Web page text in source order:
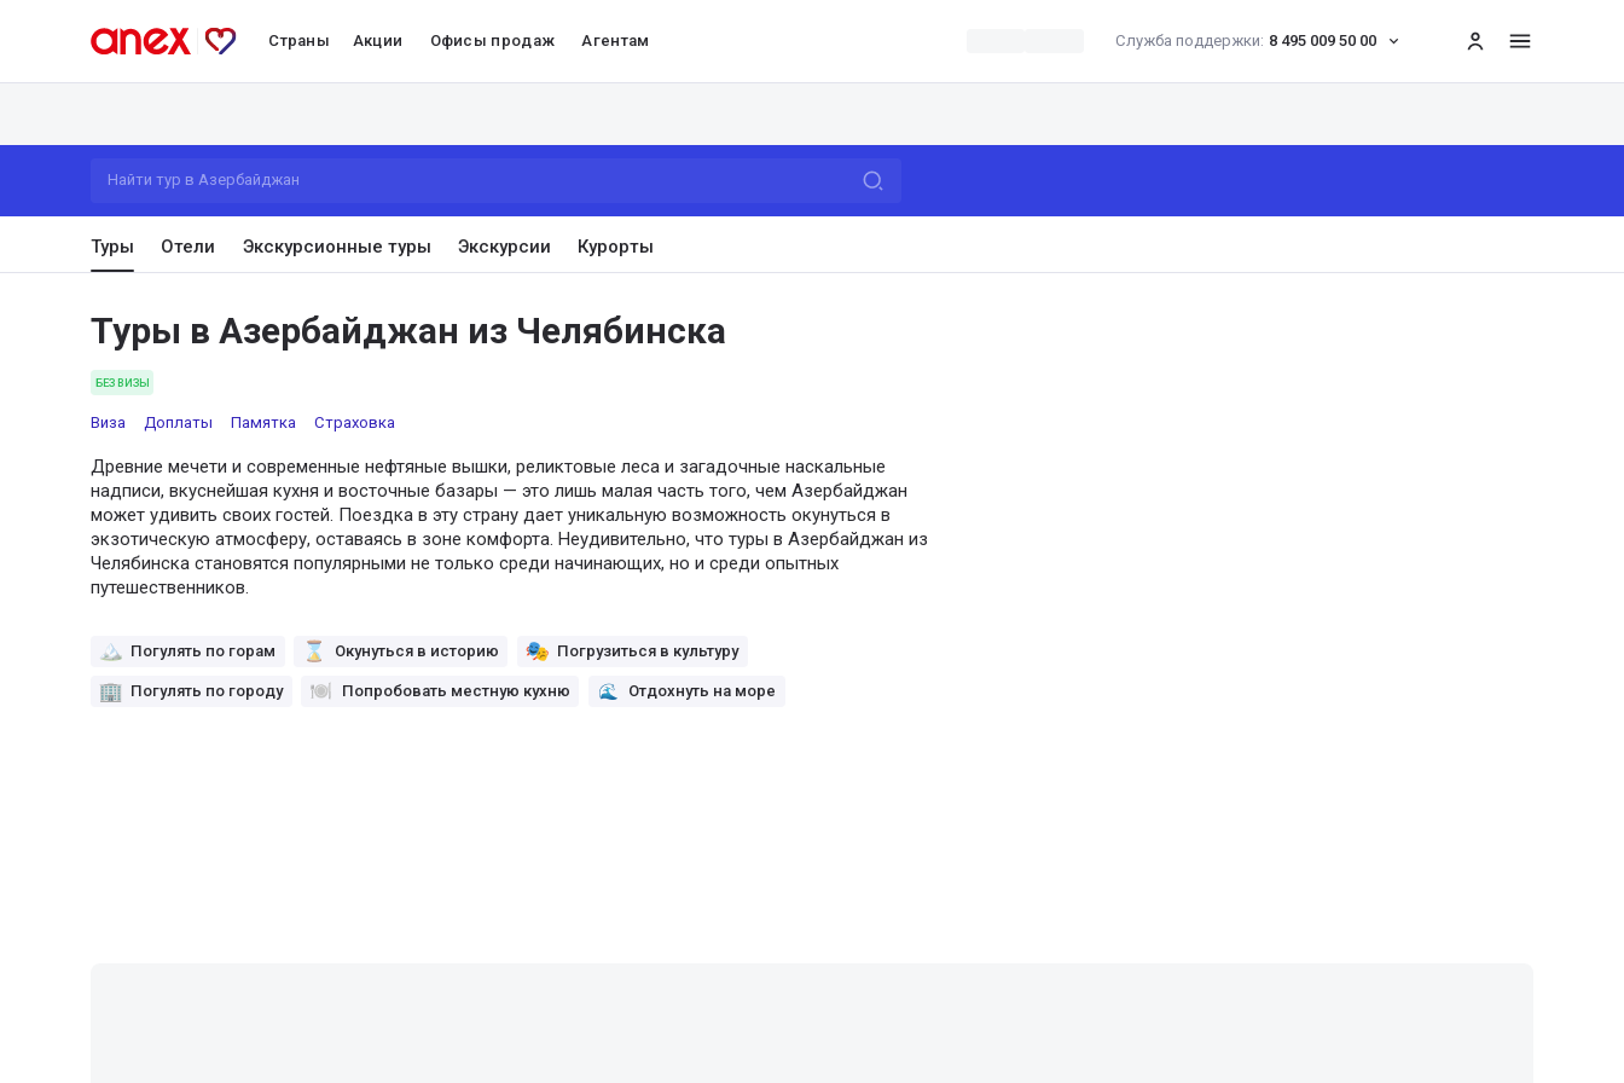
Страны Акции Офисы продаж Агентам Служба поддержки: 8 495 009 50 00 меню
Найти тур в Азербайджан
Туры Отели Экскурсионные туры Экскурсии Курорты
Туры в Азербайджан из Челябинска
БЕЗ ВИЗЫ
Виза Доплаты Памятка Страховка
Древние мечети и современные нефтяные вышки, реликтовые леса и загадочные наскальные
надписи, вкуснейшая кухня и восточные базары — это лишь малая часть того, чем Азербайджан
может удивить своих гостей. Поездка в эту страну дает уникальную возможность окунуться в
экзотическую атмосферу, оставаясь в зоне комфорта. Неудивительно, что туры в Азербайджан из
Челябинска становятся популярными не только среди начинающих, но и среди опытных
путешественников.
Погулять по горам Окунуться в историю Погрузиться в культуру
Погулять по городу Попробовать местную кухню Отдохнуть на море